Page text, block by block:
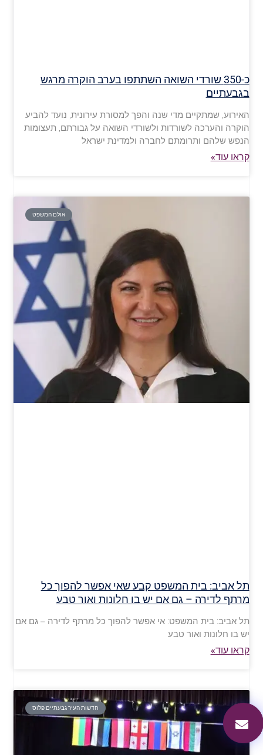
כ-350 שורדי השואה השתתפו בערב הוקרה מרגש
בגבעתיים
האירוע, שמתקיים מדי שנה והפך למסורת עירונית, נועד להביע
הוקרה והערכה לשורדות ולשורדי השואה על גבורתם, תעצומות
הנפש שלהם ותרומתם לחברה ולמדינת ישראל
קראו עוד»
אולם המשפט
תל אביב: בית המשפט קבע שאי אפשר להפוך כל
מרתף לדירה – גם אם יש בו חלונות ואור טבע
תל אביב: בית המשפט: אי אפשר להפוך כל מרתף לדירה – גם אם
יש בו חלונות ואור טבע
קראו עוד»
חדשות העיר גבעתיים פלוס